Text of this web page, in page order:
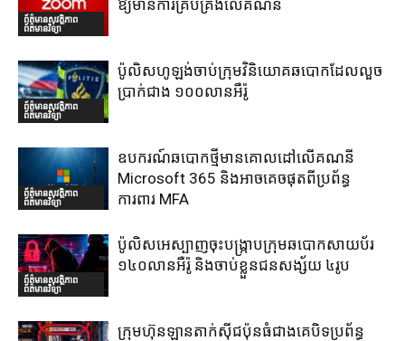
ព័ត៌មានសុវត្ថិភាព
ព័ត៌មានវិទ្យា
ឱ្យមានការគ្រប់គ្រងលើគណនី
ព័ត៌មានសុវត្ថិភាព
ព័ត៌មានវិទ្យា
ប៉ូលិសហូឡង់ចាប់ក្រុមវិនិយោគឆបោកដែលលួច
ប្រាក់ជាង ១០០លានអឺរ៉ូ
ព័ត៌មានសុវត្ថិភាព
ព័ត៌មានវិទ្យា
ឧបករណ៍ឆបោកថ្មីមានគោលដៅលើគណនី
Microsoft 365 និងអាចគេចផុតពីប្រព័ន្ធ
ការពារ MFA
ព័ត៌មានសុវត្ថិភាព
ព័ត៌មានវិទ្យា
ប៉ូលិសអេស្បាញចុះបង្រ្កាបក្រុមឆបោកសាយប័រ
១៤០លានអឺរ៉ូ និងចាប់ខ្លួនជនសង្ស័យ ៤រូប
ក្រុមហ៊ុនឡានតាក់ស៊ីជប៉ុនធំជាងគេបិទប្រព័ន្ធ